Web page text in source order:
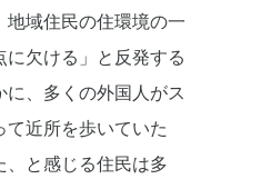
域住民の住環境の一
欠ける」と反発する
、多くの外国人がス
近所を歩いていた
、と感じる住民は多